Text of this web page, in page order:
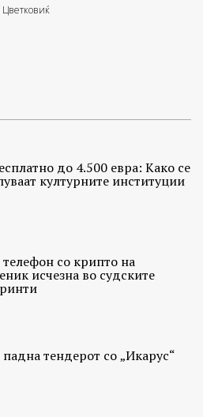
до 4.500 евра: Како се
културните институции
со крипто на
исчезна во судските
тендерот со „Икарус“